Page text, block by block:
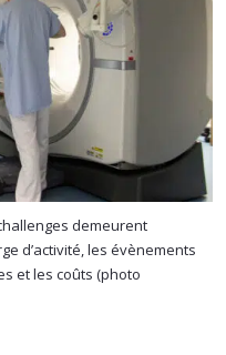
demeurent
d’activité, les évènements
et les coûts (photo